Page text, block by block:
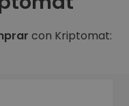
con Kriptomat: